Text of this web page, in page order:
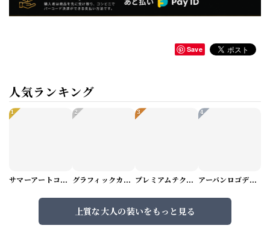
Save
人気ランキング
1
サマーアートコーデセット（5パターン） M1048
2
グラフィックカーゴショートパンツ M1029
3
プレミアムテクスチャーニット（4color） M0971
4
アーバンロゴデザインTシャツ（3color） M0984
上質な大人の装いをもっと見る